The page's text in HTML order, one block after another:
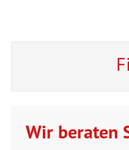
Wir beraten